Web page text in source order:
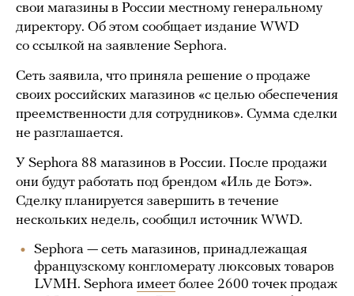
свои магазины в России местному генеральному
директору. Об этом сообщает издание WWD
со ссылкой на заявление Sephora.
Сеть заявила, что приняла решение о продаже
своих российских магазинов «с целью обеспечения
преемственности для сотрудников». Сумма сделки
не разглашается.
У Sephora 88 магазинов в России. После продажи
они будут работать под брендом «Иль де Ботэ».
Сделку планируется завершить в течение
нескольких недель, сообщил источник WWD.
Sephora — сеть магазинов, принадлежащая
французскому конгломерату люксовых товаров
LVMH. Sephora имеет более 2600 точек продаж